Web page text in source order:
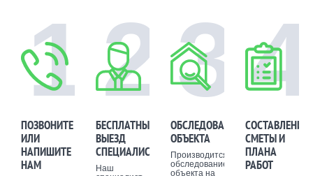
1
ПОЗВОНИТЕ
ИЛИ
НАПИШИТЕ
НАМ
2
БЕСПЛАТНЫЙ
ВЫЕЗД
СПЕЦИАЛИСТА
Наш
3
ОБСЛЕДОВАНИЕ
ОБЪЕКТА
Производится
обследование
объекта на
4
СОСТАВЛЕНИЕ
СМЕТЫ И
ПЛАНА
РАБОТ